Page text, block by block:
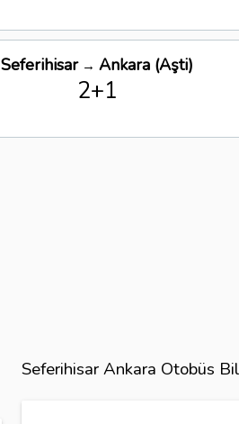
Seferihisar→Ankara (Aşti)
2+1
Seferihisar Ankara Otobüs